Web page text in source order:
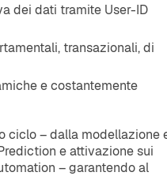
dei dati tramite User-ID
transazionali, di
e costantemente
ciclo – dalla modellazione
e attivazione sui
– garantendo al